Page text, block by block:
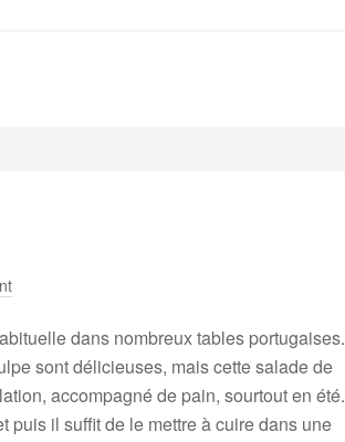
dans nombreux tables portugaises.
sont délicieuses, mais cette salade de
accompagné de pain, sourtout en été.
puis il suffit de le mettre à cuire dans une